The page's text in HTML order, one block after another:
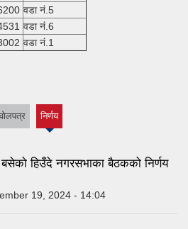
वडा नं.5
वडा नं.6
वडा नं.1
वोलपत्र निर्णय
हिउँदे नगरसभाका बैठकको निर्णय
19, 2024 - 14:04